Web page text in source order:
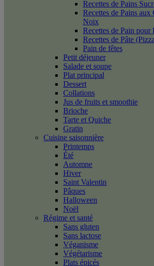
Recettes de Pains
Recettes de Pains aux
Noix
Recettes de Pain pour
Recettes de Pâte
Pain de fêtes
Petit déjeuner
Salade et soupe
Plat principal
Dessert
Collations
Jus de fruits et smoothie
Brioche
Tarte et Quiche
Gratin
Cuisine saisonnière
Printemps
Été
Automne
Hiver
Saint Valentin
Pâques
Halloween
Noël
Régime et santé
Sans gluten
Sans lactose
Véganisme
Végétarisme
Plats épicés